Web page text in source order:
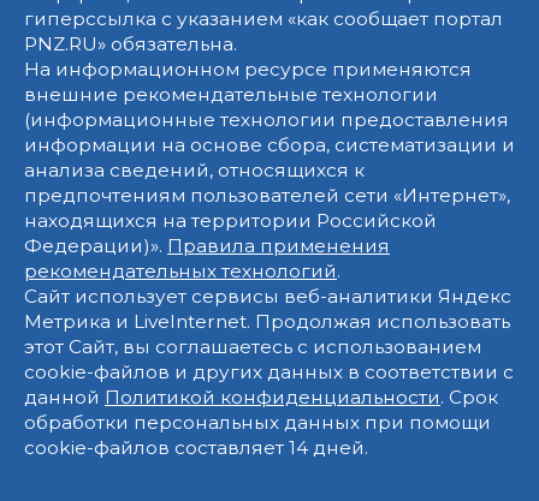
гиперссылка с указанием «как сообщает портал
PNZ.RU» обязательна.
На информационном ресурсе применяются
внешние рекомендательные технологии
(информационные технологии предоставления
информации на основе сбора, систематизации и
анализа сведений, относящихся к
предпочтениям пользователей сети «Интернет»,
находящихся на территории Российской
Федерации)». Правила применения
рекомендательных технологий.
Сайт использует сервисы веб-аналитики Яндекс
Метрика и LiveInternet. Продолжая использовать
этот Сайт, вы соглашаетесь с использованием
cookie-файлов и других данных в соответствии с
данной Политикой конфиденциальности. Срок
обработки персональных данных при помощи
cookie-файлов составляет 14 дней.